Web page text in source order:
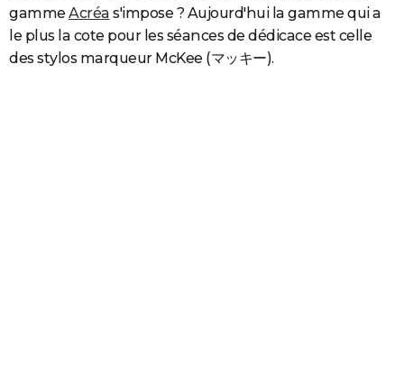
gamme Acréa s'impose ? Aujourd'hui la gamme qui a
le plus la cote pour les séances de dédicace est celle
des stylos marqueur McKee (マッキー).